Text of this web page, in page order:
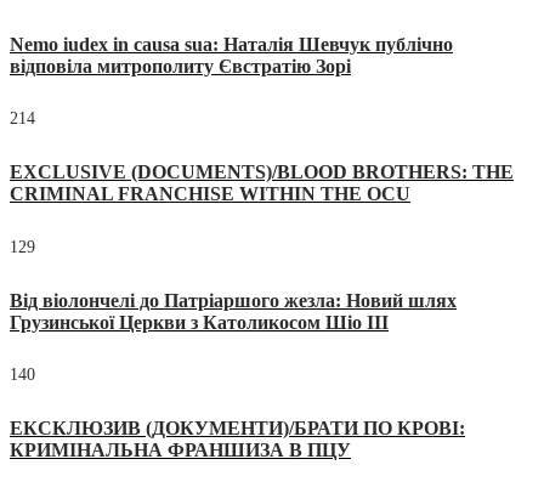
Nemo iudex in causa sua: Наталія Шевчук публічно
відповіла митрополиту Євстратію Зорі
214
EXCLUSIVE (DOCUMENTS)/BLOOD BROTHERS: THE
CRIMINAL FRANCHISE WITHIN THE OCU
129
Від віолончелі до Патріаршого жезла: Новий шлях
Грузинської Церкви з Католикосом Шіо III
140
ЕКСКЛЮЗИВ (ДОКУМЕНТИ)/БРАТИ ПО КРОВІ:
КРИМІНАЛЬНА ФРАНШИЗА В ПЦУ